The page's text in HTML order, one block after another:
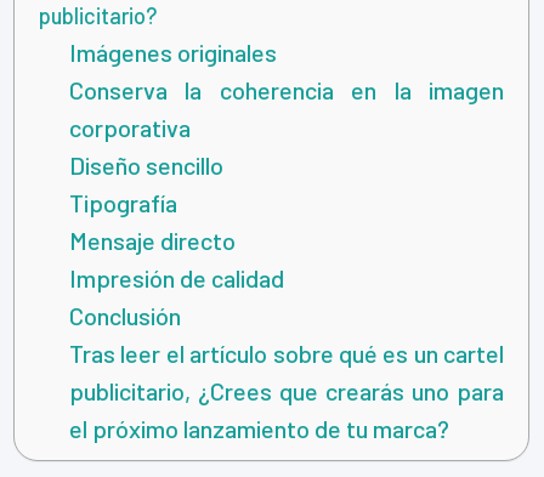
publicitario?
Imágenes originales
Conserva la coherencia en la imagen
corporativa
Diseño sencillo
Tipografía
Mensaje directo
Impresión de calidad
Conclusión
Tras leer el artículo sobre qué es un cartel
publicitario, ¿Crees que crearás uno para
el próximo lanzamiento de tu marca?